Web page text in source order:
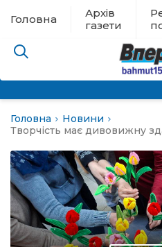
Головна
Архів
газети
евакуації
новини
Головна
Новини
Творчість має дивовижну